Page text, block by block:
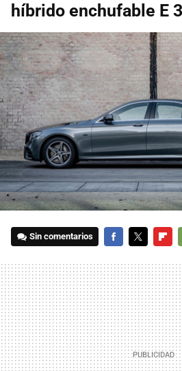
híbrido enchufable E
Sin comentarios